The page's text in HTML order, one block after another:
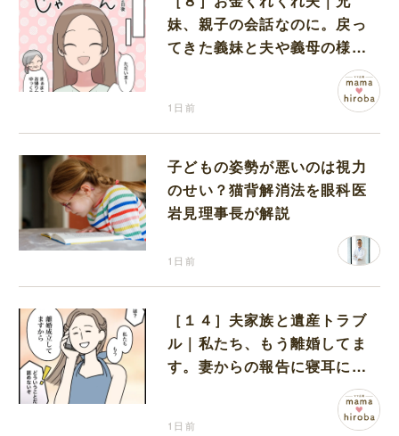
妹、親子の会話なのに。戻っ
てきた義妹と夫や義母の様子
1日前
子どもの姿勢が悪いのは視力
のせい？猫背解消法を眼科医
岩見理事長が解説
1日前
［１４］夫家族と遺産トラブ
ル｜私たち、もう離婚してま
す。妻からの報告に寝耳に水
1日前